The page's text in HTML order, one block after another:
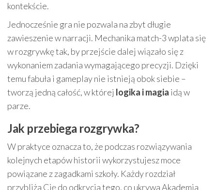
kontekście.
Jednocześnie gra nie pozwala na zbyt długie
zawieszenie w narracji. Mechanika match-3 wplata się
w rozgrywkę tak, by przejście dalej wiązało się z
wykonaniem zadania wymagającego precyzji. Dzięki
temu fabuła i gameplay nie istnieją obok siebie –
tworzą jedną całość, w której logika i magia idą w
parze.
Jak przebiega rozgrywka?
W praktyce oznacza to, że podczas rozwiązywania
kolejnych etapów historii wykorzystujesz moce
powiązane z zagadkami szkoły. Każdy rozdział
przybliża Cię do odkrycia tego, co ukrywa Akademia